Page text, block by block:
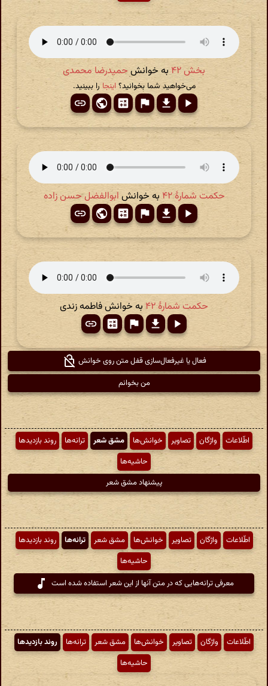
بخش ۴۲ به خوانش حمیدرضا محمدی
می‌خواهید شما بخوانید؟اینجا را ببینید.
حکمت شمارهٔ ۴۲ به خوانش ابوالفضل حسن زاده
حکمت شمارهٔ ۴۲ به خوانش فاطمه زندی
فعال یا غیرفعال‌سازی قفل متن روی خوانش
من بخوانم
اطّلاعات واژگان تصاویر خوانش‌ها مشق شعر ترانه‌ها
روند بازدیدها
حاشیه‌ها
پیشنهاد مشق شعر
اطّلاعات واژگان تصاویر خوانش‌ها مشق شعر ترانه‌ها
روند بازدیدها
حاشیه‌ها
معرفی ترانه‌هایی که در متن آنها از این شعر استفاده شده است
اطّلاعات واژگان تصاویر خوانش‌ها مشق شعر ترانه‌ها
روند بازدیدها
حاشیه‌ها